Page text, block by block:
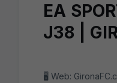
EA
J38 |
🖥️ Web: